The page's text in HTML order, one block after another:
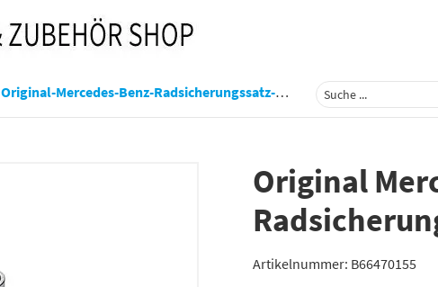
Original-Mercedes-Benz-Radsicherungssatz-M14-X-15-X-27-B66470155
Original
Artikelnummer: B66470155